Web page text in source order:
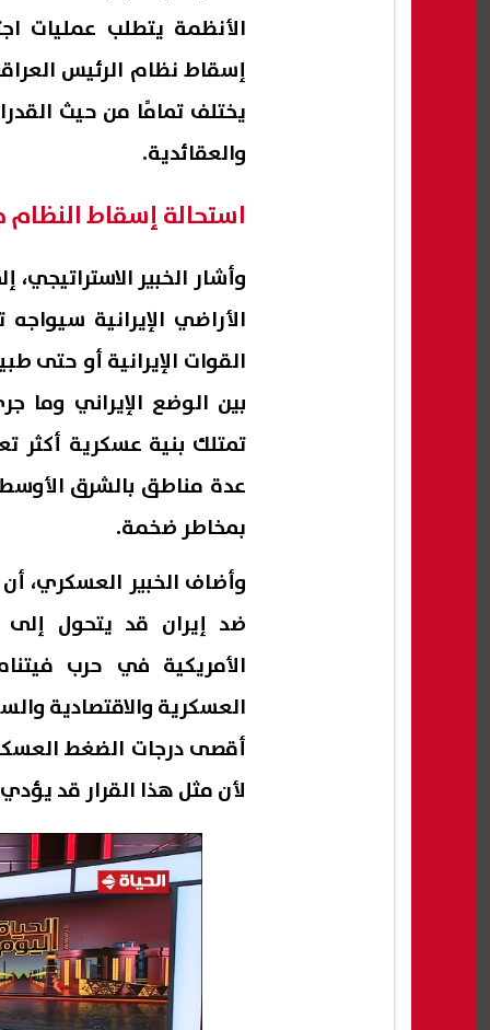
الأنظمة يتطلب عمليات
إسقاط نظام الرئيس
يختلف تمامًا من حيث
والعقائدية.
استحالة إسقاط النظام
وأشار الخبير
الأراضي الإيرانية
القوات الإيرانية أو حتى
بين الوضع الإيراني وما
تمتلك بنية عسكرية أكثر
عدة مناطق بالشرق
بمخاطر ضخمة.
وأضاف الخبير العسكري،
ضد إيران قد يتحول
الأمريكية في حرب
العسكرية والاقتصادية
أقصى درجات الضغط
لأن مثل هذا القرار قد